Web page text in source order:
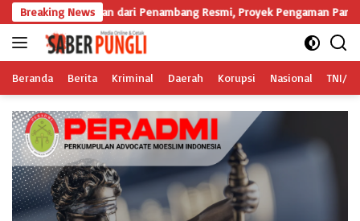
Langsung
ke
konten
Breaking News
dari Penambang Resmi, Proyek Pengaman Pantai Mandiri Sejati
Beranda Berita Kriminal Daerah Korupsi Nasional TNI/